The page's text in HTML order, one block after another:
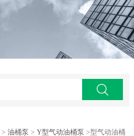
>油桶泵 >Y型气动油桶泵 >型气动油桶